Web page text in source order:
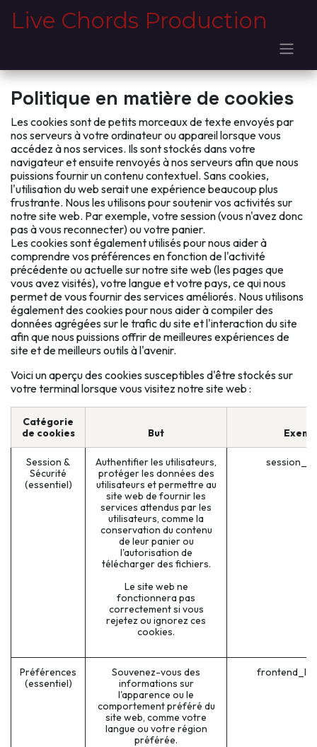
Se rendre au contenu
Live Chords Production
Politique en matière de cookies
Les cookies sont de petits morceaux de texte envoyés par
nos serveurs à votre ordinateur ou appareil lorsque vous
accédez à nos services. Ils sont stockés dans votre
navigateur et ensuite renvoyés à nos serveurs afin que nous
puissions fournir un contenu contextuel. Sans cookies,
l'utilisation du web serait une expérience beaucoup plus
frustrante. Nous les utilisons pour soutenir vos activités sur
notre site web. Par exemple, votre session (vous n'avez donc
pas à vous reconnecter) ou votre panier.
Les cookies sont également utilisés pour nous aider à
comprendre vos préférences en fonction de l'activité
précédente ou actuelle sur notre site web (les pages que
vous avez visités), votre langue et votre pays, ce qui nous
permet de vous fournir des services améliorés. Nous utilisons
également des cookies pour nous aider à compiler des
données agrégées sur le trafic du site et l'interaction du site
afin que nous puissions offrir de meilleures expériences de
site et de meilleurs outils à l'avenir.
Voici un aperçu des cookies susceptibles d'être stockés sur
votre terminal lorsque vous visitez notre site web :
Catégorie
de cookies
But
Session &
Sécurité
(essentiel)
Authentifier les utilisateurs,
protéger les données des
utilisateurs et permettre au
site web de fournir les
services attendus par les
utilisateurs, comme la
conservation du contenu
de leur panier ou
l'autorisation de
télécharger des fichiers.
Le site web ne
fonctionnera pas
correctement si vous
rejetez ou ignorez ces
cookies.
Préférences
(essentiel)
Souvenez-vous des
informations sur
l'apparence ou le
comportement préféré du
site web, comme votre
langue ou votre région
préférée.